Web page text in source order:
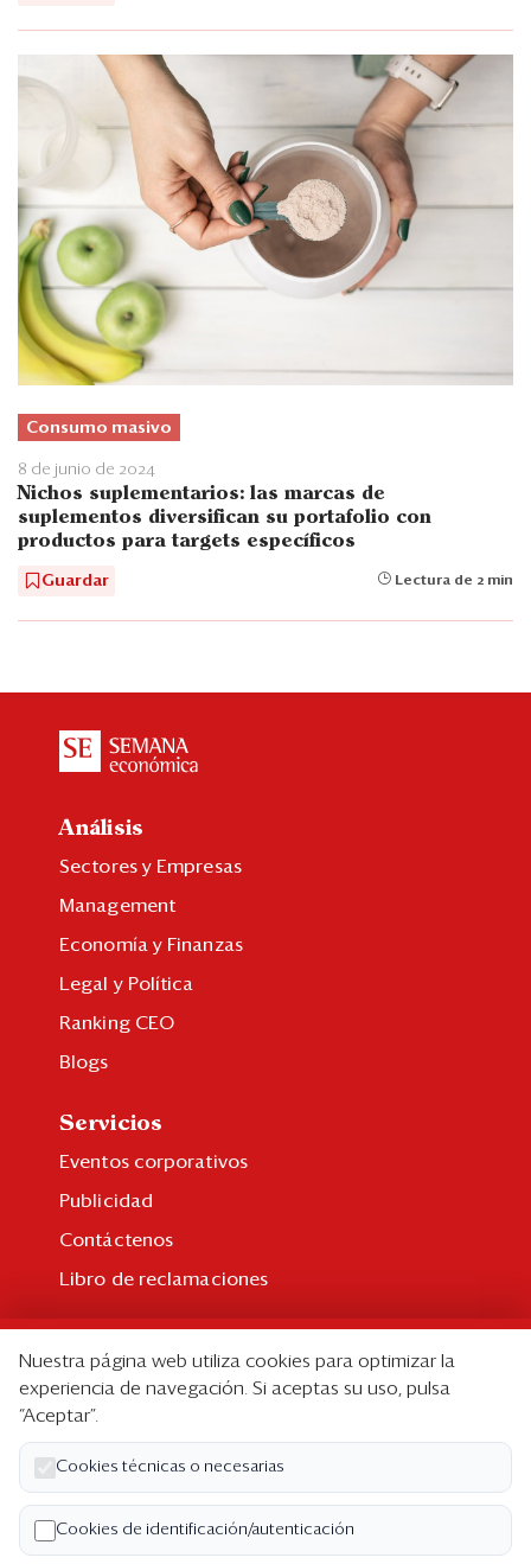
Consumo masivo
8 de junio de 2024
Nichos suplementarios: las marcas de
suplementos diversifican su portafolio con
productos para targets específicos
Guardar Lectura de 2 min
Análisis
Sectores y Empresas
Management
Economía y Finanzas
Legal y Política
Ranking CEO
Blogs
Servicios
Eventos corporativos
Publicidad
Contáctenos
Libro de reclamaciones
Suscripción individual
Paquetes corporativos
Edición Impresa
Nosotros
Quiénes somos
Nuestra página web utiliza cookies para optimizar la
experiencia de navegación. Si aceptas su uso, pulsa
“Aceptar”.
Cookies técnicas o necesarias
Cookies de identificación/autenticación